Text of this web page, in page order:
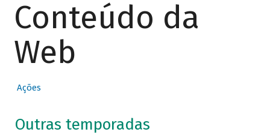
Conteúdo da
Web
Ações
Outras temporadas